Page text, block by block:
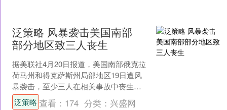
泛策略 风暴袭击美国南部
部分地区致三人丧生
据美联社4月20日报道，美国南部俄克拉
荷马州和得克萨斯州局部地区19日遭风
暴袭击，至少三人在相关事故中丧生。
（新华社）....
泛策略查看： 174 分类： 兴盛网